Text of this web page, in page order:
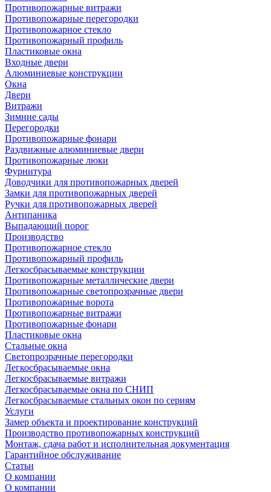
Противопожарные витражи
Противопожарные перегородки
Противопожарное стекло
Противопожарный профиль
Пластиковые окна
Входные двери
Алюминиевые конструкции
Окна
Двери
Витражи
Зимние сады
Перегородки
Противопожарные фонари
Раздвижные алюминиевые двери
Противопожарные люки
Фурнитура
Доводчики для противопожарных дверей
Замки для противопожарных дверей
Ручки для противопожарных дверей
Антипаника
Выпадающий порог
Производство
Противопожарное стекло
Противопожарный профиль
Легкосбрасываемые конструкции
Противопожарные металлические двери
Противопожарные светопрозрачные двери
Противопожарные ворота
Противопожарные витражи
Противопожарные фонари
Пластиковые окна
Стальные окна
Светопрозрачные перегородки
Легкосбрасываемые окна
Легкосбрасываемые витражи
Легкосбрасываемые окна по СНИП
Легкосбрасываемые стальных окон по сериям
Услуги
Замер объекта и проектирование конструкций
Производство противопожарных конструкций
Монтаж, сдача работ и исполнительная документация
Гарантийное обслуживание
Статьи
О компании
О компании